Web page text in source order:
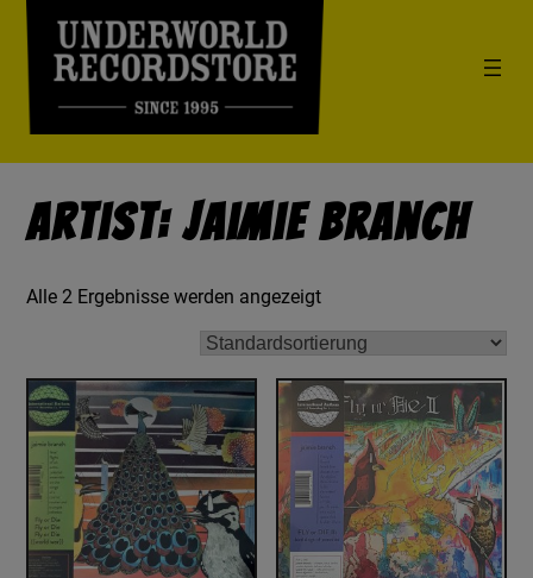
Artist: Jaimie Branch
Alle 2 Ergebnisse werden angezeigt